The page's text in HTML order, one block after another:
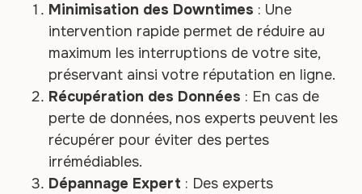
Minimisation des Downtimes : Une
intervention rapide permet de réduire au
maximum les interruptions de votre site,
préservant ainsi votre réputation en ligne.
Récupération des Données : En cas de
perte de données, nos experts peuvent les
récupérer pour éviter des pertes
irrémédiables.
Dépannage Expert : Des experts